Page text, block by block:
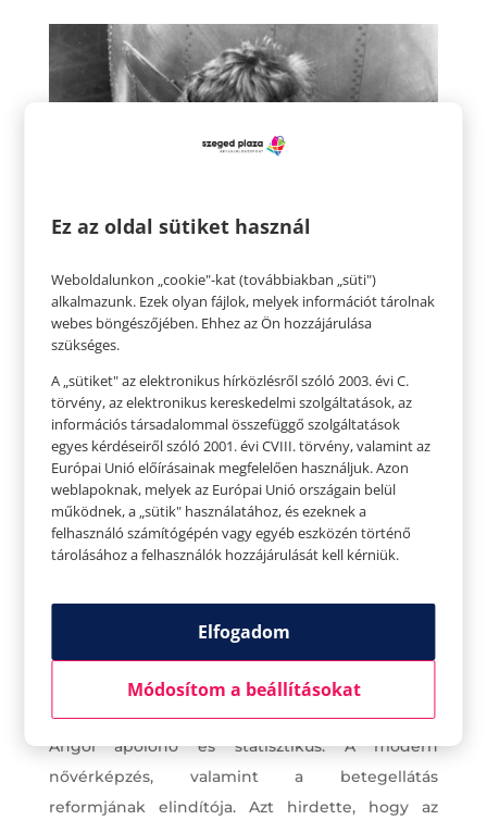
Valentyina Tyereskova
Oroszországban, miért nem repülhetnek az
űrben?”– tette fel a kérdést Valentyina
Tyereskova a Szovjetunióból származó
textilmunkás, aki 1963-ban az első nő volt az
űrben, 48-szor megkerülte bolygónkat, és három
nap után sikeresen visszatért. Nem csak, hogy
előtte repült amerikai űrhajós összesített ideje,
hanem mindezek mellé mindössze 26 éves
Florence Nightingale
Angol ápolónő és statisztikus. A modern
nővérképzés, valamint a betegellátás
reformjának elindítója. Azt hirdette, hogy az
Ez az oldal sütiket használ
Weboldalunkon „cookie"-kat (továbbiakban „süti")
alkalmazunk. Ezek olyan fájlok, melyek információt tárolnak
webes böngészőjében. Ehhez az Ön hozzájárulása
szükséges.
A „sütiket" az elektronikus hírközlésről szóló 2003. évi C.
törvény, az elektronikus kereskedelmi szolgáltatások, az
információs társadalommal összefüggő szolgáltatások
egyes kérdéseiről szóló 2001. évi CVIII. törvény, valamint az
Európai Unió előírásainak megfelelően használjuk. Azon
weblapoknak, melyek az Európai Unió országain belül
működnek, a „sütik" használatához, és ezeknek a
felhasználó számítógépén vagy egyéb eszközén történő
tárolásához a felhasználók hozzájárulását kell kérniük.
Elfogadom
Módosítom a beállításokat